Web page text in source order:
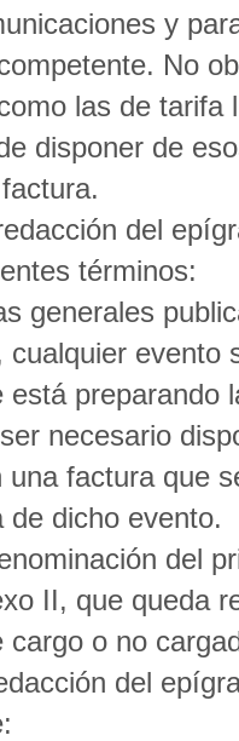
y
No
las de
disponer de
del
términos:
generales
cualquier
está
necesario
una factura que
de dicho evento.
del
II, que queda
cargo o no
del